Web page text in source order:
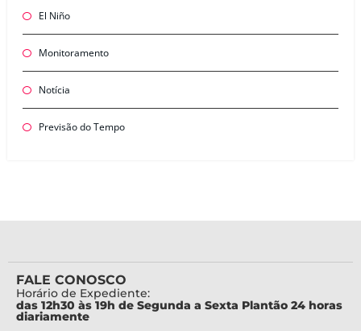
El Niño
Monitoramento
Notícia
Previsão do Tempo
FALE CONOSCO
Horário de Expediente:
das 12h30 às 19h de Segunda a Sexta Plantão 24 horas
diariamente